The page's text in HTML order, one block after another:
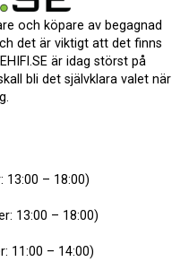
och köpare av begagnad
det är viktigt att det finns
är idag störst på
bli det självklara valet när
13:00 – 18:00)
13:00 – 18:00)
11:00 – 14:00)